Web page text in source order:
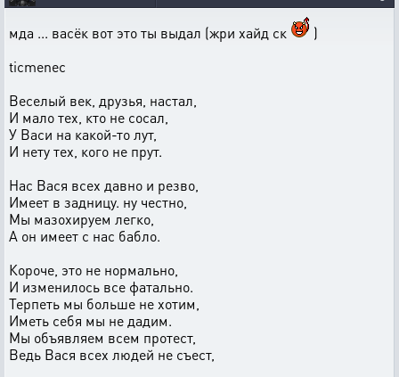
мда ... васёк вот это ты выдал (жри хайд ск
)
ticmenec
Веселый век, друзья, настал,
И мало тех, кто не сосал,
У Васи на какой-то лут,
И нету тех, кого не прут.
Нас Вася всех давно и резво,
Имеет в задницу. ну честно,
Мы мазохируем легко,
А он имеет с нас бабло.
Короче, это не нормально,
И изменилось все фатально.
Терпеть мы больше не хотим,
Иметь себя мы не дадим.
Мы объявляем всем протест,
Ведь Вася всех людей не съест,